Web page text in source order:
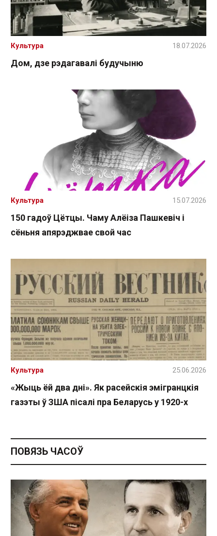
Дом, дзе рэдагавалі будучыню
Культура 18.07.2026
150 гадоў Цётцы. Чаму Алёіза Пашкевіч і
сёньня апярэджвае свой час
Культура 15.07.2026
«Жыць ёй два дні». Як расейскія эмігранцкія
газэты ў ЗША пісалі пра Беларусь у 1920-х
Культура 25.06.2026
ПОВЯЗЬ ЧАСОЎ